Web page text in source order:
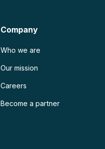
Company
Who we are
Our mission
Careers
Become a partner